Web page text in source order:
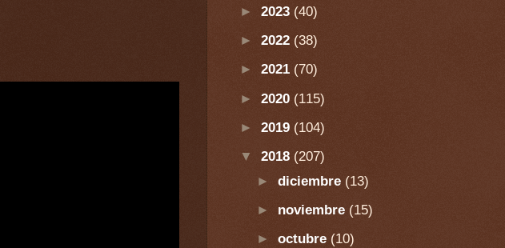
► 2023 (40)
► 2022 (38)
► 2021 (70)
► 2020 (115)
► 2019 (104)
▼ 2018 (207)
► diciembre (13)
► noviembre (15)
► octubre (10)